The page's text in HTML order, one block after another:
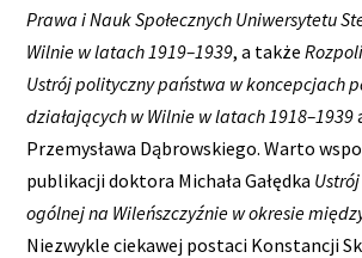
Prawa i Nauk Społecznych Uniwersytetu
Wilnie w latach 1919–1939, a także
Ustrój polityczny państwa w koncepcjach
działających w Wilnie w latach 1918–1939
Przemysława Dąbrowskiego. Warto
publikacji doktora Michała Gałędka
ogólnej na Wileńszczyźnie w okresie
Niezwykle ciekawej postaci Konstancji